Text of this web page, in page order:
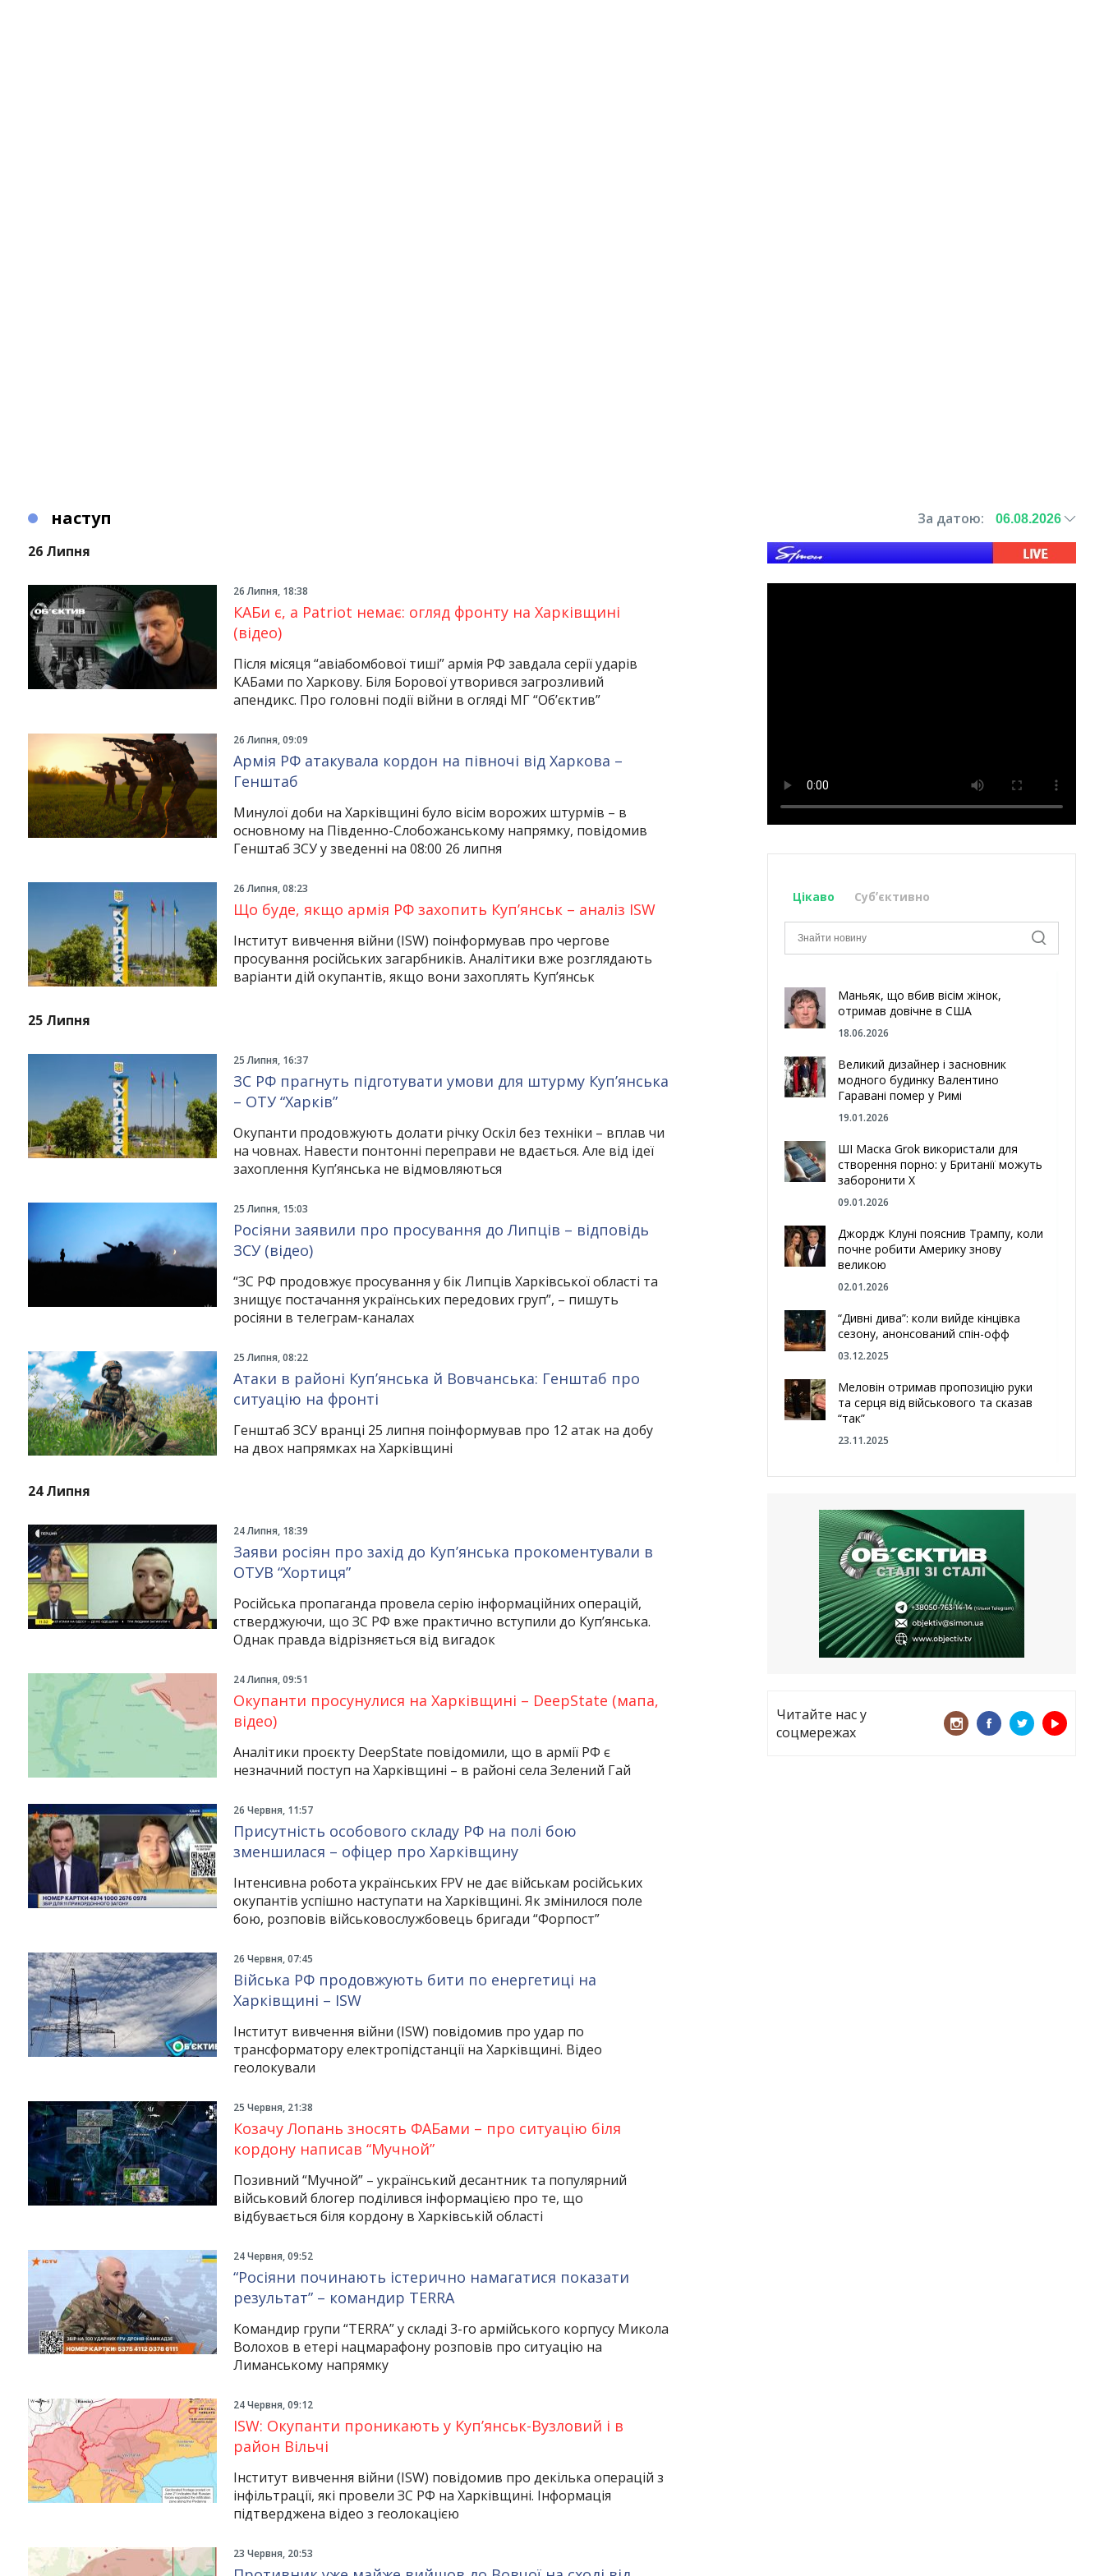
наступ
За датою:
26 Липня
26 Липня, 18:38
КАБи є, а Patriot немає: огляд фронту на Харківщині
(відео)
Після місяця “авіабомбової тиші” армія РФ завдала серії ударів
КАБами по Харкову. Біля Борової утворився загрозливий
апендикс. Про головні події війни в огляді МГ “Об’єктив”
26 Липня, 09:09
Армія РФ атакувала кордон на півночі від Харкова –
Генштаб
Минулої доби на Харківщині було вісім ворожих штурмів – в
основному на Південно-Слобожанському напрямку, повідомив
Генштаб ЗСУ у зведенні на 08:00 26 липня
26 Липня, 08:23
Що буде, якщо армія РФ захопить Куп’янськ – аналіз ISW
Інститут вивчення війни (ISW) поінформував про чергове
просування російських загарбників. Аналітики вже розглядають
варіанти дій окупантів, якщо вони захоплять Куп’янськ
25 Липня
25 Липня, 16:37
ЗС РФ прагнуть підготувати умови для штурму Куп’янська
– ОТУ “Харків”
Окупанти продовжують долати річку Оскіл без техніки – вплав чи
на човнах. Навести понтонні переправи не вдається. Але від ідеї
захоплення Куп’янська не відмовляються
25 Липня, 15:03
Росіяни заявили про просування до Липців – відповідь
ЗСУ (відео)
“ЗС РФ продовжує просування у бік Липців Харківської області та
знищує постачання українських передових груп”, – пишуть
росіяни в телеграм-каналах
25 Липня, 08:22
Атаки в районі Куп’янська й Вовчанська: Генштаб про
ситуацію на фронті
Генштаб ЗСУ вранці 25 липня поінформував про 12 атак на добу
на двох напрямках на Харківщині
24 Липня
24 Липня, 18:39
Заяви росіян про захід до Куп’янська прокоментували в
ОТУВ “Хортиця”
Російська пропаганда провела серію інформаційних операцій,
стверджуючи, що ЗС РФ вже практично вступили до Куп’янська.
Однак правда відрізняється від вигадок
24 Липня, 09:51
Окупанти просунулися на Харківщині – DeepState (мапа,
відео)
Аналітики проєкту DeepState повідомили, що в армії РФ є
незначний поступ на Харківщині – в районі села Зелений Гай
26 Червня, 11:57
Присутність особового складу РФ на полі бою
зменшилася – офіцер про Харківщину
Інтенсивна робота українських FPV не дає військам російських
окупантів успішно наступати на Харківщині. Як змінилося поле
бою, розповів військовослужбовець бригади “Форпост”
26 Червня, 07:45
Війська РФ продовжують бити по енергетиці на
Харківщині – ISW
Інститут вивчення війни (ISW) повідомив про удар по
трансформатору електропідстанції на Харківщині. Відео
геолокували
25 Червня, 21:38
Козачу Лопань зносять ФАБами – про ситуацію біля
кордону написав “Мучной”
Позивний “Мучной” – український десантник та популярний
військовий блогер поділився інформацією про те, що
відбувається біля кордону в Харківській області
24 Червня, 09:52
“Росіяни починають істерично намагатися показати
результат” – командир TERRA
Командир групи “TERRA” у складі 3-го армійського корпусу Микола
Волохов в етері нацмарафону розповів про ситуацію на
Лиманському напрямку
24 Червня, 09:12
ISW: Окупанти проникають у Куп’янськ-Вузловий і в
район Вільчі
Інститут вивчення війни (ISW) повідомив про декілька операцій з
інфільтрації, які провели ЗС РФ на Харківщині. Інформація
підтверджена відео з геолокацією
23 Червня, 20:53
Цікаво Субʼєктивно
Маньяк, що вбив вісім жінок,
отримав довічне в США
18.06.2026
Великий дизайнер і засновник
модного будинку Валентино
Гаравані помер у Римі
19.01.2026
ШІ Маска Grok використали для
створення порно: у Британії можуть
заборонити Х
09.01.2026
Джордж Клуні пояснив Трампу, коли
почне робити Америку знову
великою
02.01.2026
“Дивні дива”: коли вийде кінцівка
сезону, анонсований спін-офф
03.12.2025
Меловін отримав пропозицію руки
та серця від військового та сказав
“так”
23.11.2025
23.09.2025
Лікарі назвали спрей для носа, що
допоможе запобігти COVID-19 –
CNN
12.09.2025
Читайте нас у
соцмережах
InstagramFacebook
Twitter Youtube